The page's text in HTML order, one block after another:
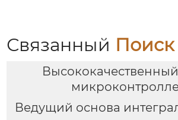
Связанный Поиск
Ведущий основа